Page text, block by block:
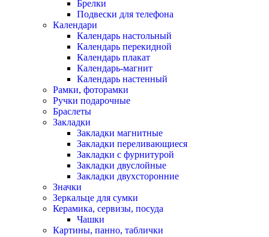
Брелки
Подвески для телефона
Календари
Календарь настольный
Календарь перекидной
Календарь плакат
Календарь-магнит
Календарь настенный
Рамки, фоторамки
Ручки подарочные
Браслеты
Закладки
Закладки магнитные
Закладки переливающиеся
Закладки с фурнитурой
Закладки двуслойные
Закладки двухсторонние
Значки
Зеркальце для сумки
Керамика, сервизы, посуда
Чашки
Картины, панно, таблички